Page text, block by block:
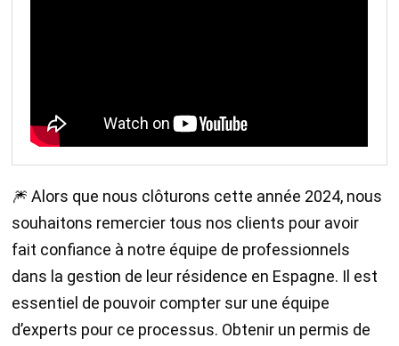
🎆 Alors que nous clôturons cette année 2024, nous
souhaitons remercier tous nos clients pour avoir
fait confiance à notre équipe de professionnels
dans la gestion de leur résidence en Espagne. Il est
essentiel de pouvoir compter sur une équipe
d’experts pour ce processus. Obtenir un permis de